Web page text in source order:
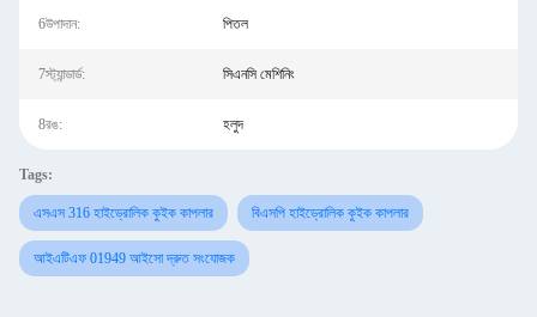
6উপাদান: পিতল
7স্ট্যান্ডার্ড: সিএনসি মেশিনিং
8রঙ: হলুদ
Tags:
এসএস 316 হাইড্রোলিক কুইক কাপলার বিএসপি হাইড্রোলিক কুইক কাপলার
আইএটিএফ 01949 আইসো দ্রুত সংযোজক